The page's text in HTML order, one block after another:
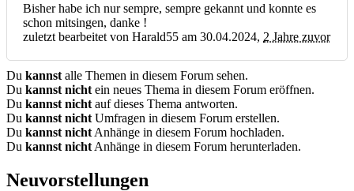
Bisher habe ich nur sempre, sempre gekannt und konnte es
schon mitsingen, danke !
zuletzt bearbeitet von Harald55 am 30.04.2024, 2 Jahre zuvor
Du kannst alle Themen in diesem Forum sehen.
Du kannst nicht ein neues Thema in diesem Forum eröffnen.
Du kannst nicht auf dieses Thema antworten.
Du kannst nicht Umfragen in diesem Forum erstellen.
Du kannst nicht Anhänge in diesem Forum hochladen.
Du kannst nicht Anhänge in diesem Forum herunterladen.
Neuvorstellungen